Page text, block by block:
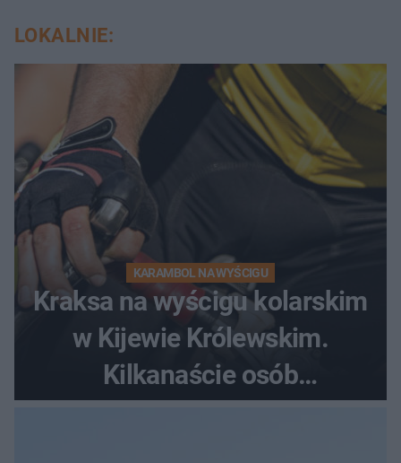
LOKALNIE:
KARAMBOL NA WYŚCIGU
Kraksa na wyścigu kolarskim
w Kijewie Królewskim.
Kilkanaście osób
poszkodowanych, lądował